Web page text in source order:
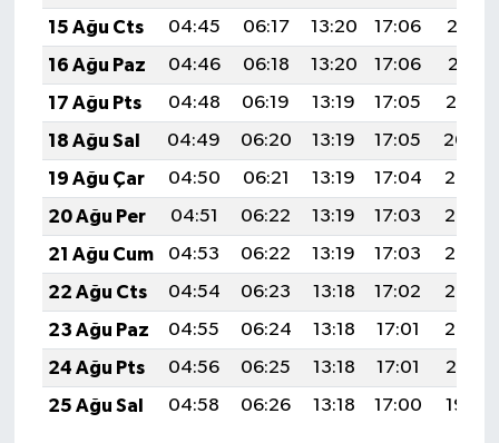
15 Ağu Cts
04:45 06:17 13:20 17:06
20:13
16 Ağu Paz
04:46 06:18 13:20 17:06
20:11
17 Ağu Pts
04:48 06:19 13:19 17:05
20:10
18 Ağu Sal
04:49 06:20 13:19 17:05
20:09
19 Ağu Çar
04:50 06:21 13:19 17:04
20:07
20 Ağu Per
04:51 06:22 13:19 17:03
20:06
21 Ağu Cum
04:53 06:22 13:19 17:03
20:05
22 Ağu Cts
04:54 06:23 13:18 17:02
20:03
23 Ağu Paz
04:55 06:24 13:18 17:01
20:02
24 Ağu Pts
04:56 06:25 13:18 17:01
20:01
25 Ağu Sal
04:58 06:26 13:18 17:00 19:59